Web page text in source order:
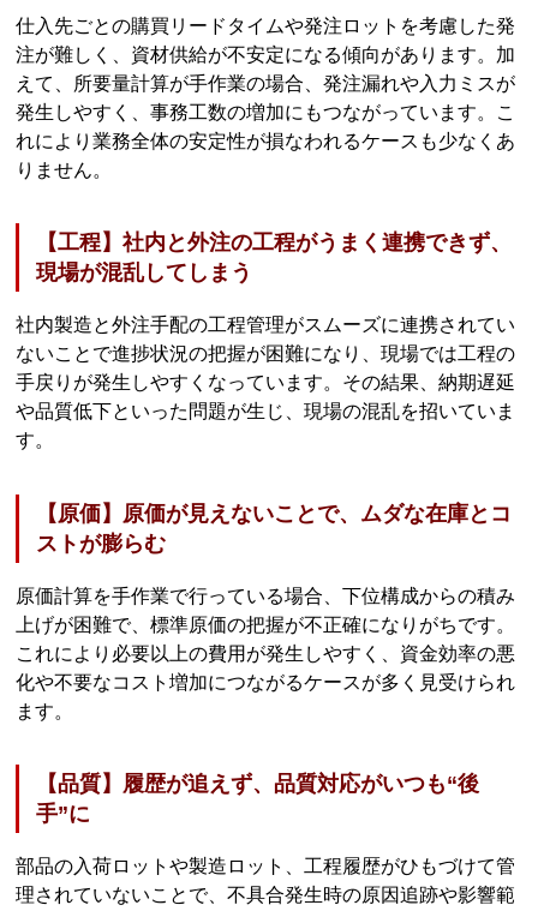
仕入先ごとの購買リードタイムや発注ロットを考慮した発
注が難しく、資材供給が不安定になる傾向があります。加
えて、所要量計算が手作業の場合、発注漏れや入力ミスが
発生しやすく、事務工数の増加にもつながっています。こ
れにより業務全体の安定性が損なわれるケースも少なくあ
りません。
【工程】社内と外注の工程がうまく連携できず、
現場が混乱してしまう
社内製造と外注手配の工程管理がスムーズに連携されてい
ないことで進捗状況の把握が困難になり、現場では工程の
手戻りが発生しやすくなっています。その結果、納期遅延
や品質低下といった問題が生じ、現場の混乱を招いていま
す。
【原価】原価が見えないことで、ムダな在庫とコ
ストが膨らむ
原価計算を手作業で行っている場合、下位構成からの積み
上げが困難で、標準原価の把握が不正確になりがちです。
これにより必要以上の費用が発生しやすく、資金効率の悪
化や不要なコスト増加につながるケースが多く見受けられ
ます。
【品質】履歴が追えず、品質対応がいつも“後
手”に
部品の入荷ロットや製造ロット、工程履歴がひもづけて管
理されていないことで、不具合発生時の原因追跡や影響範